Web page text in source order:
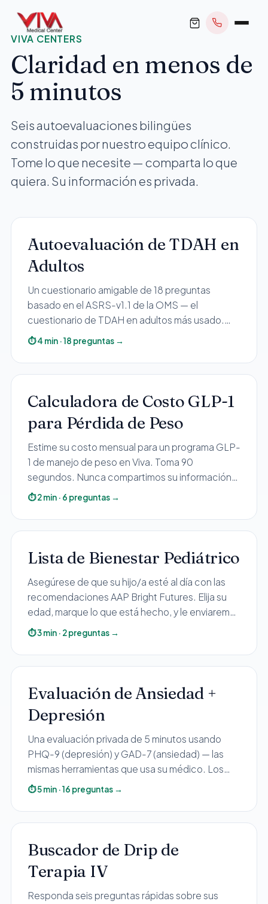
Atención Primaria
Medicina Interna
Psiquiatría
Telemedicina
Salud del Adolescente
Salud de la Mujer
Guía de Medicamentos
Pérdida de Peso
Terapia con Péptidos
Inyecciones Articulares
TDAH
Ansiedad
Depresión
Manejo de Medicamentos
Migraña
Neuropatía Periférica
Vértigo y Mareo
Todas las Condiciones
+1 305 209 0001
office@vivamedicalcenter.com
VIVA CENTERS
Claridad en menos de
5 minutos
Seis autoevaluaciones bilingües
construidas por nuestro equipo clínico.
Tome lo que necesite — comparta lo que
quiera. Su información es privada.
Autoevaluación de TDAH en
Adultos
Un cuestionario amigable de 18 preguntas
basado en el ASRS-v1.1 de la OMS — el
cuestionario de TDAH en adultos más usado.
Toma unos 4 minutos. Sus respuestas son
privadas; recibirá su resultado personalizado por
correo.
⏱4 min ·18 preguntas →
Calculadora de Costo GLP-1
para Pérdida de Peso
Estime su costo mensual para un programa GLP-
1 de manejo de peso en Viva. Toma 90
segundos. Nunca compartimos su información
sin su consentimiento.
⏱2min · 6 preguntas →
Lista de Bienestar Pediátrico
Asegúrese de que su hijo/a esté al día con las
recomendaciones AAP Bright Futures. Elija su
edad, marque lo que está hecho, y le enviaremos
un resumen personalizado con todo lo
pendiente.
⏱3min · 2preguntas →
Evaluación de Ansiedad +
Depresión
Una evaluación privada de 5 minutos usando
PHQ-9 (depresión) y GAD-7 (ansiedad) — las
mismas herramientas que usa su médico. Los
resultados se muestran solo en su navegador.
seguimiento educativo.
⏱5min ·16 preguntas →
Buscador de Drip de
Terapia IV
Responda seis preguntas rápidas sobre sus